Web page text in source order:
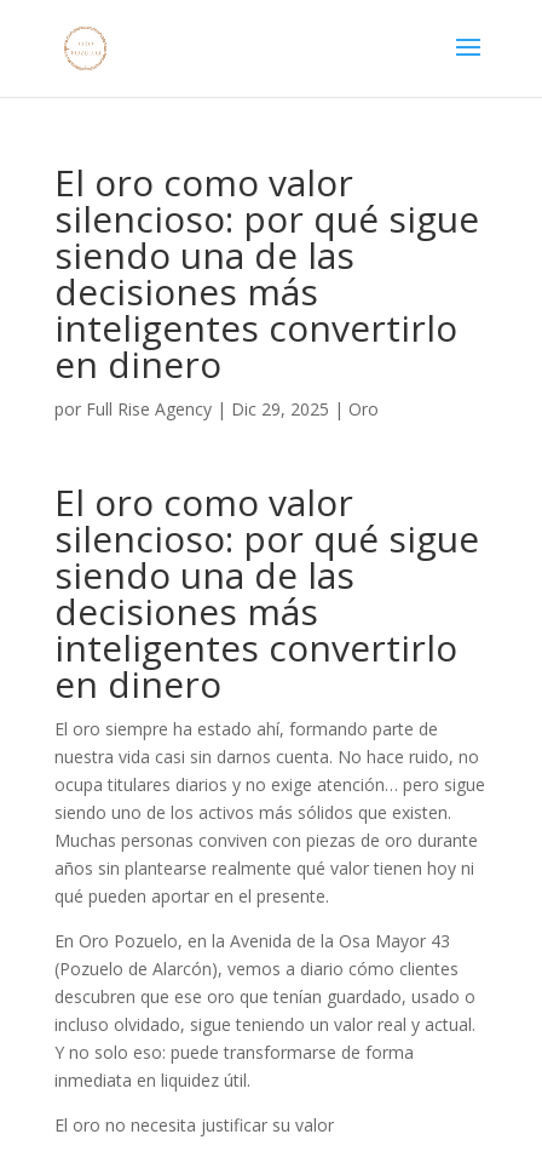
El oro como valor
silencioso: por qué sigue
siendo una de las
decisiones más
inteligentes convertirlo
en dinero
por Full Rise Agency| Dic 29, 2025 | Oro
El oro como valor
silencioso: por qué sigue
siendo una de las
decisiones más
inteligentes convertirlo
en dinero
El oro siempre ha estado ahí, formando parte de
nuestra vida casi sin darnos cuenta. No hace ruido, no
ocupa titulares diarios y no exige atención… pero sigue
siendo uno de los activos más sólidos que existen.
Muchas personas conviven con piezas de oro durante
años sin plantearse realmente qué valor tienen hoy ni
qué pueden aportar en el presente.
En Oro Pozuelo, en la Avenida de la Osa Mayor 43
(Pozuelo de Alarcón), vemos a diario cómo clientes
descubren que ese oro que tenían guardado, usado o
incluso olvidado, sigue teniendo un valor real y actual.
Y no solo eso: puede transformarse de forma
inmediata en liquidez útil.
El oro no necesita justificar su valor